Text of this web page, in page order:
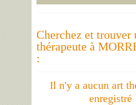
Cherchez et trouver
thérapeute à
:
Il n'y a aucun art
enregistré